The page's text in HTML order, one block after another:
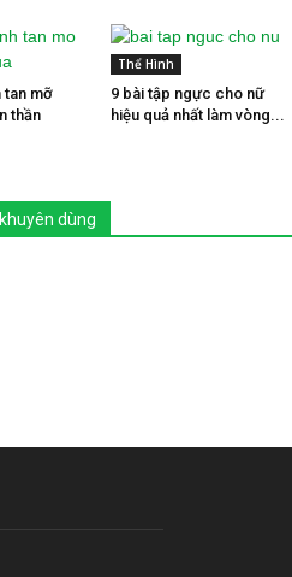
tan mỡ
thần
Thể Hình
9 bài tập ngực cho nữ
hiệu quả nhất làm vòng...
dùng